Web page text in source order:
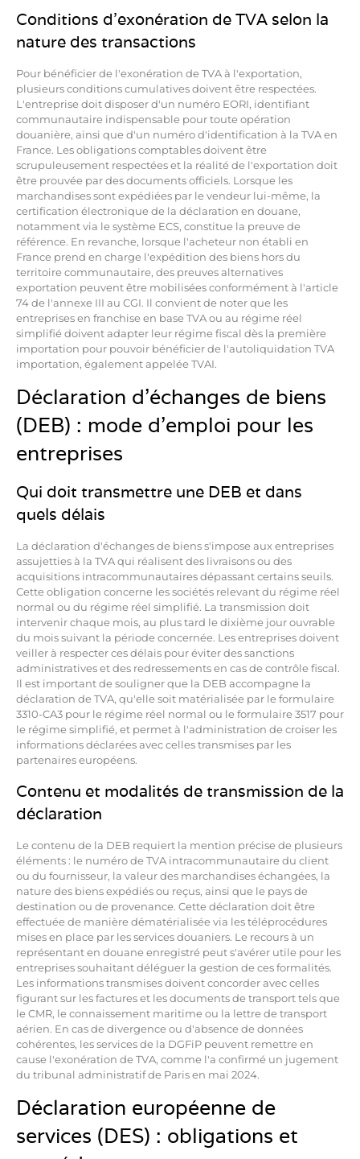
Conditions d'exonération de TVA selon la
nature des transactions
Pour bénéficier de l'exonération de TVA à l'exportation,
plusieurs conditions cumulatives doivent être respectées.
L'entreprise doit disposer d'un numéro EORI, identifiant
communautaire indispensable pour toute opération
douanière, ainsi que d'un numéro d'identification à la TVA en
France. Les obligations comptables doivent être
scrupuleusement respectées et la réalité de l'exportation doit
être prouvée par des documents officiels. Lorsque les
marchandises sont expédiées par le vendeur lui-même, la
certification électronique de la déclaration en douane,
notamment via le système ECS, constitue la preuve de
référence. En revanche, lorsque l'acheteur non établi en
France prend en charge l'expédition des biens hors du
territoire communautaire, des preuves alternatives
exportation peuvent être mobilisées conformément à l'article
74 de l'annexe III au CGI. Il convient de noter que les
entreprises en franchise en base TVA ou au régime réel
simplifié doivent adapter leur régime fiscal dès la première
importation pour pouvoir bénéficier de l'autoliquidation TVA
importation, également appelée TVAI.
Déclaration d'échanges de biens
(DEB) : mode d'emploi pour les
entreprises
Qui doit transmettre une DEB et dans
quels délais
La déclaration d'échanges de biens s'impose aux entreprises
assujetties à la TVA qui réalisent des livraisons ou des
acquisitions intracommunautaires dépassant certains seuils.
Cette obligation concerne les sociétés relevant du régime réel
normal ou du régime réel simplifié. La transmission doit
intervenir chaque mois, au plus tard le dixième jour ouvrable
du mois suivant la période concernée. Les entreprises doivent
veiller à respecter ces délais pour éviter des sanctions
administratives et des redressements en cas de contrôle fiscal.
Il est important de souligner que la DEB accompagne la
déclaration de TVA, qu'elle soit matérialisée par le formulaire
3310-CA3 pour le régime réel normal ou le formulaire 3517 pour
le régime simplifié, et permet à l'administration de croiser les
informations déclarées avec celles transmises par les
partenaires européens.
Contenu et modalités de transmission de la
déclaration
Le contenu de la DEB requiert la mention précise de plusieurs
éléments : le numéro de TVA intracommunautaire du client
ou du fournisseur, la valeur des marchandises échangées, la
nature des biens expédiés ou reçus, ainsi que le pays de
destination ou de provenance. Cette déclaration doit être
effectuée de manière dématérialisée via les téléprocédures
mises en place par les services douaniers. Le recours à un
représentant en douane enregistré peut s'avérer utile pour les
entreprises souhaitant déléguer la gestion de ces formalités.
Les informations transmises doivent concorder avec celles
figurant sur les factures et les documents de transport tels que
le CMR, le connaissement maritime ou la lettre de transport
aérien. En cas de divergence ou d'absence de données
cohérentes, les services de la DGFiP peuvent remettre en
cause l'exonération de TVA, comme l'a confirmé un jugement
du tribunal administratif de Paris en mai 2024.
Déclaration européenne de
services (DES) : obligations et